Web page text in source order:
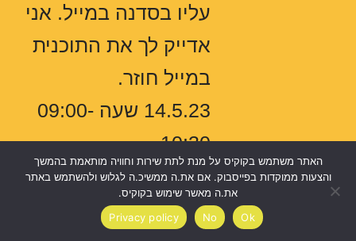
עליו בסדנה במייל. אני
אדייק לך את התוכנית
במייל חוזר.
14.5.23 שעה 09:00-
10:30
בנוסף יהיה מפגש
לבניית סיסטם תוכן
האתר משתמש בקוקיס על מנת לתת שירות וחוויה מותאמת בהמשך
והצעות ממוקדות בפייסבוק. אם את.ה ממשיכ.ה לגלוש ולהשתמש באתר
את.ה מאשר שימוש בקוקיס.
Ok
No
Privacy policy